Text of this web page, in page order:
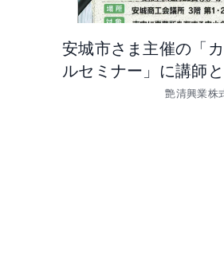
安城市さま主催の「
ルセミナー」に講師
艶清興業株